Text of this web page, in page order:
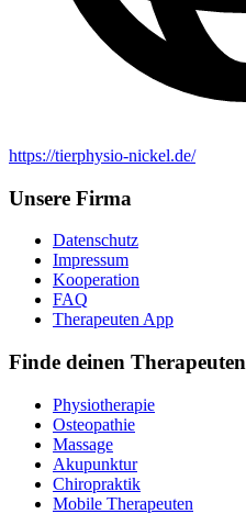
https://tierphysio-nickel.de/
Unsere Firma
Datenschutz
Impressum
Kooperation
FAQ
Therapeuten App
Finde deinen Therapeuten
Physiotherapie
Osteopathie
Massage
Akupunktur
Chiropraktik
Mobile Therapeuten